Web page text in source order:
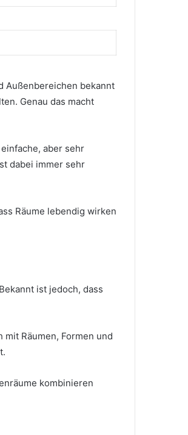
Außenbereichen bekannt
Genau das macht
aber sehr
dabei immer sehr
Räume lebendig wirken
ist jedoch, dass
Räumen, Formen und
kombinieren